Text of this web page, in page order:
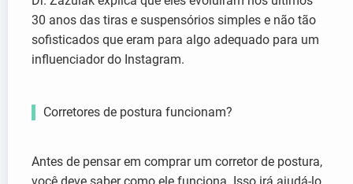
30 anos das tiras e suspensórios simples e não tão
sofisticados que eram para algo adequado para um
influenciador do Instagram.
Corretores de postura funcionam?
Antes de pensar em comprar um corretor de postura,
você deve saber como ele funciona. Isso irá ajudá-lo